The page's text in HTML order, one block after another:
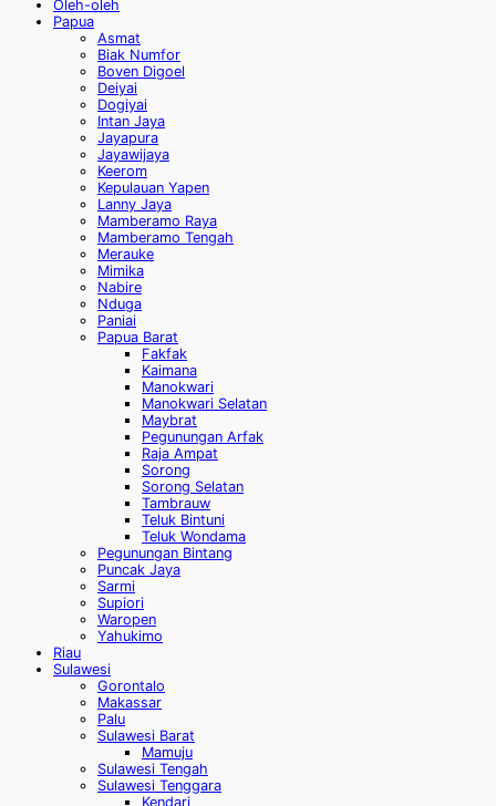
Oleh-oleh
Papua
Asmat
Biak Numfor
Boven Digoel
Deiyai
Dogiyai
Intan Jaya
Jayapura
Jayawijaya
Keerom
Kepulauan Yapen
Lanny Jaya
Mamberamo Raya
Mamberamo Tengah
Merauke
Mimika
Nabire
Nduga
Paniai
Papua Barat
Fakfak
Kaimana
Manokwari
Manokwari Selatan
Maybrat
Pegunungan Arfak
Raja Ampat
Sorong
Sorong Selatan
Tambrauw
Teluk Bintuni
Teluk Wondama
Pegunungan Bintang
Puncak Jaya
Sarmi
Supiori
Waropen
Yahukimo
Riau
Sulawesi
Gorontalo
Makassar
Palu
Sulawesi Barat
Mamuju
Sulawesi Tengah
Sulawesi Tenggara
Kendari